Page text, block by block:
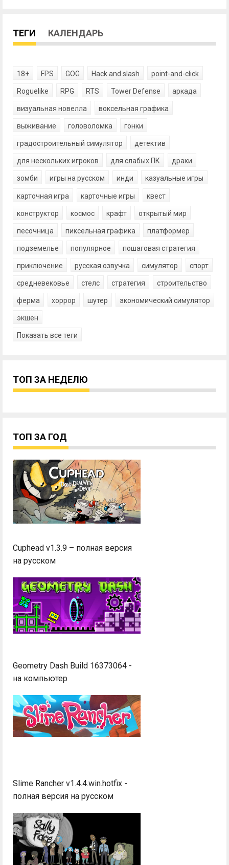
ТЕГИ КАЛЕНДАРЬ
18+ FPS GOG Hack and slash point-and-click
Roguelike RPG RTS Tower Defense аркада
визуальная новелла воксельная графика
выживание головоломка гонки
градостроительный симулятор детектив
для нескольких игроков для слабых ПК драки
зомби игры на русском инди казуальные игры
карточная игра карточные игры квест
конструктор космос крафт открытый мир
песочница пиксельная графика платформер
подземелье популярное пошаговая стратегия
приключение русская озвучка симулятор спорт
средневековье стелс стратегия строительство
ферма хоррор шутер экономический симулятор
экшен
Показать все теги
ТОП ЗА НЕДЕЛЮ
ТОП ЗА ГОД
Cuphead v1.3.9 – полная версия
на русском
Geometry Dash Build 16373064 -
на компьютер
Slime Rancher v1.4.4.win.hotfix -
полная версия на русском